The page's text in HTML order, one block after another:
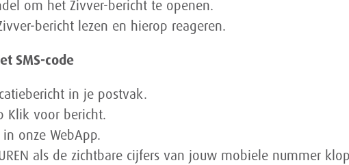
om het Zivver-bericht te openen.
bericht lezen en hierop reageren.
SMS-code
in je postvak.
Klik voor bericht.
onze WebApp.
als de zichtbare cijfers van jouw mobiele nummer